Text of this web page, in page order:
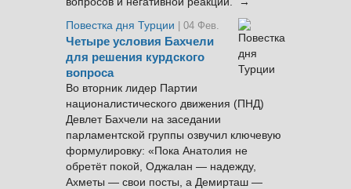
Повестка дня Турции
| 04 Фев.
Четыре условия Бахчели
для решения курдского
вопроса
Во вторник лидер Партии
националистического движения (ПНД)
Девлет Бахчели на заседании
парламентской группы озвучил ключевую
формулировку: «Пока Анатолия не
обретёт покой, Оджалан — надежду,
Ахметы — свои посты, а Демирташ —